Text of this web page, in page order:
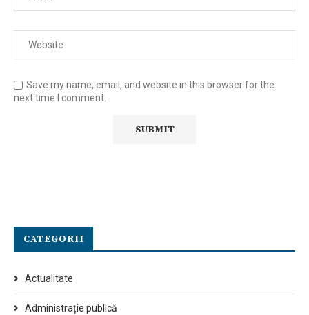
Save my name, email, and website in this browser for the
next time I comment.
CATEGORII
Actualitate
Administrație publică